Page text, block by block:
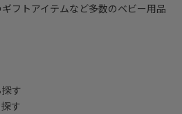
フトアイテムなど多数のベビー用品
す
す